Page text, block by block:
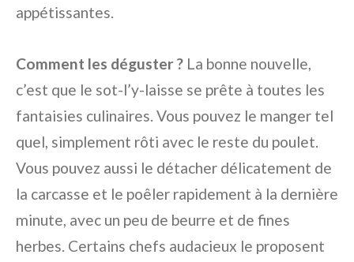
appétissantes.
Comment les déguster ? La bonne nouvelle,
c’est que le sot-l’y-laisse se prête à toutes les
fantaisies culinaires. Vous pouvez le manger tel
quel, simplement rôti avec le reste du poulet.
Vous pouvez aussi le détacher délicatement de
la carcasse et le poêler rapidement à la dernière
minute, avec un peu de beurre et de fines
herbes. Certains chefs audacieux le proposent